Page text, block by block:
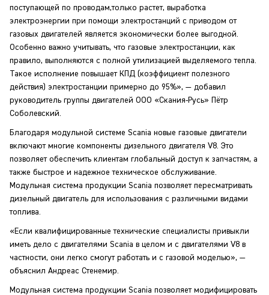
поступающей по проводам,только растет, выработка
электроэнергии при помощи электростанций с приводом от
газовых двигателей является экономически более выгодной.
Особенно важно учитывать, что газовые электростанции, как
правило, выполняются с полной утилизацией выделяемого тепла.
Такое исполнение повышает КПД (коэффициент полезного
действия) электростанции примерно до 95%», — добавил
руководитель группы двигателей ООО «Скания-Русь» Пётр
Соболевский.
Благодаря модульной системе Scania новые газовые двигатели
включают многие компоненты дизельного двигателя V8. Это
позволяет обеспечить клиентам глобальный доступ к запчастям, а
также быстрое и надежное техническое обслуживание.
Модульная система продукции Scania позволяет пересматривать
дизельный двигатель для использования с различными видами
топлива.
«Если квалифицированные технические специалисты привыкли
иметь дело с двигателями Scania в целом и с двигателями V8 в
частности, они легко смогут работать и с газовой моделью», —
объяснил Андреас Стенемир.
Модульная система продукции Scania позволяет модифицировать